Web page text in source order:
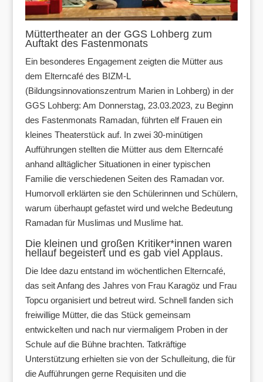
Müttertheater an der GGS Lohberg zum
Auftakt des Fastenmonats
Ein besonderes Engagement zeigten die Mütter aus
dem Elterncafé des BIZM-L
(Bildungsinnovationszentrum Marien in Lohberg) in der
GGS Lohberg: Am Donnerstag, 23.03.2023, zu Beginn
des Fastenmonats Ramadan, führten elf Frauen ein
kleines Theaterstück auf. In zwei 30-minütigen
Aufführungen stellten die Mütter aus dem Elterncafé
anhand alltäglicher Situationen in einer typischen
Familie die verschiedenen Seiten des Ramadan vor.
Humorvoll erklärten sie den Schülerinnen und Schülern,
warum überhaupt gefastet wird und welche Bedeutung
Ramadan für Muslimas und Muslime hat.
Die kleinen und großen Kritiker*innen waren
hellauf begeistert und es gab viel Applaus.
Die Idee dazu entstand im wöchentlichen Elterncafé,
das seit Anfang des Jahres von Frau Karagöz und Frau
Topcu organisiert und betreut wird. Schnell fanden sich
freiwillige Mütter, die das Stück gemeinsam
entwickelten und nach nur viermaligem Proben in der
Schule auf die Bühne brachten. Tatkräftige
Unterstützung erhielten sie von der Schulleitung, die für
die Aufführungen gerne Requisiten und die